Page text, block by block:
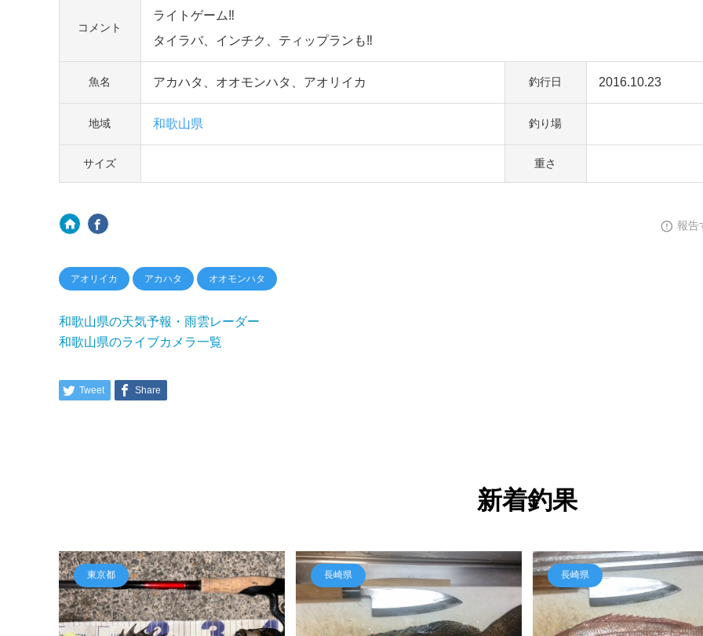
コメント
ライトゲーム‼
タイラバ、インチク、ティップランも‼
魚名 アカハタ、オオモンハタ、アオリイカ 釣行日 2016.10.23
地域 和歌山県 釣り場
サイズ 重さ
報告
アオリイカ アカハタ オオモンハタ
和歌山県の天気予報・雨雲レーダー
和歌山県のライブカメラ一覧
Tweet Share
新着釣果
東京都 長崎県 長崎県